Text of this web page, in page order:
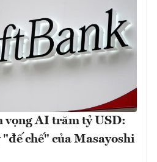
vọng AI trăm tỷ USD:
chế" của Masayoshi